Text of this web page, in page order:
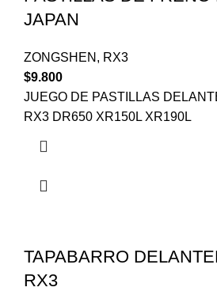
JAPAN
ZONGSHEN , RX3
$9.800
JUEGO DE PASTILLAS
RX3 DR650 XR150L XR190L
TAPABARRO
RX3